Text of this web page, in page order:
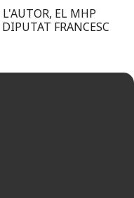
EL MHP
FRANCESC